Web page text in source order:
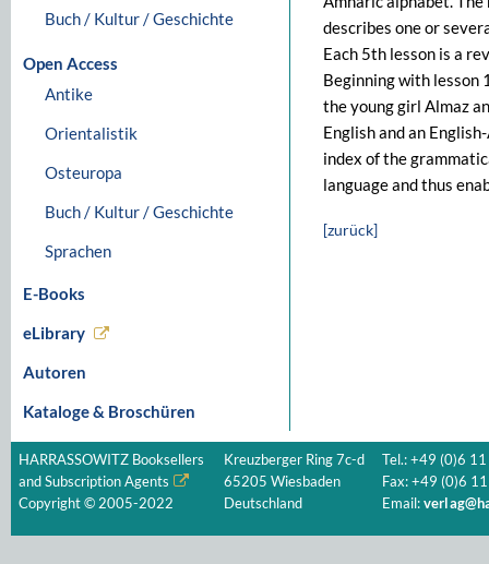
Buch / Kultur / Geschichte
Open Access
Antike
Orientalistik
Osteuropa
Buch / Kultur / Geschichte
Sprachen
E-Books
eLibrary
Autoren
Kataloge & Broschüren
describes one or
Each 5th lesson is a
Beginning with lesson
the young girl Almaz
English and an
index of the
language and thus
[zurück]
HARRASSOWITZ Booksellers
and Subscription Agents
Copyright © 2005-2022
Kreuzberger Ring 7c-d
65205 Wiesbaden
Deutschland
Tel.: +49 (0)6
Fax: +49 (0)6
Email: